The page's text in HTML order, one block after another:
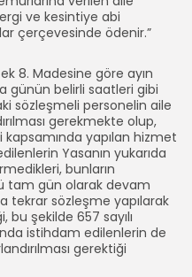
ve kesintiye abi
çerçevesinde ödenir.”
8. Madesine göre ayın
günün belirli saatleri gibi
sözleşmeli personelin aile
gerekmekte olup,
kapsamında yapılan hizmet
Yasanın yukarıda
bunların
tam gün olarak devam
tekrar sözleşme yapılarak
bu şekilde 657 sayılı
istihdam edilenlerin de
gerektiği